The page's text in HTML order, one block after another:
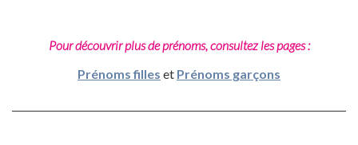
Pour découvrir plus de prénoms, consultez les pages :
Prénoms filles et Prénoms garçons